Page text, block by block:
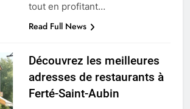
tout en profitant…
Read Full News
Découvrez les meilleures
adresses de restaurants à
Ferté-Saint-Aubin